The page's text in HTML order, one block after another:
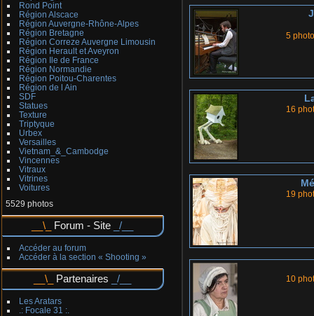
Rond Point
Région Alscace
Région Auvergne-Rhône-Alpes
Région Bretagne
Région Correze Auvergne Limousin
Région Herault et Aveyron
Région Ile de France
Région Normandie
Région Poitou-Charentes
Région de l Ain
SDF
Statues
Texture
Triptyque
Urbex
Versailles
Vietnam_&_Cambodge
Vincennes
Vitraux
Vitrines
Voitures
5529 photos
Forum - Site
Accéder au forum
Accéder à la section « Shooting »
Partenaires
Les Aratars
.: Focale 31 :.
5
16
19
10